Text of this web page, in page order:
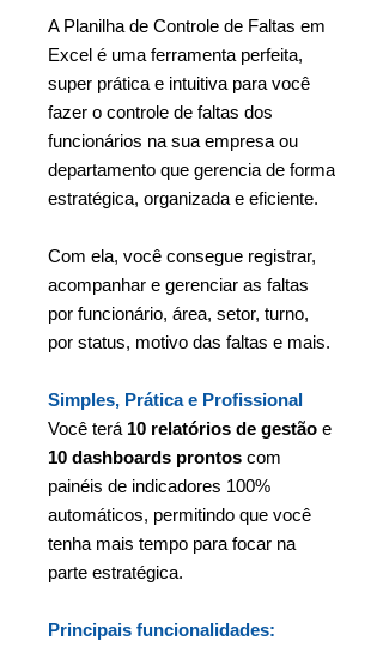
A Planilha de Controle de Faltas em
Excel é uma ferramenta perfeita,
super prática e intuitiva para você
fazer o controle de faltas dos
funcionários na sua empresa ou
departamento que gerencia de forma
estratégica, organizada e eficiente.
Com ela, você consegue registrar,
acompanhar e gerenciar as faltas
por funcionário, área, setor, turno,
por status, motivo das faltas e mais.
Simples, Prática e Profissional
Você terá 10 relatórios de gestão e
10 dashboards prontos com
painéis de indicadores 100%
automáticos, permitindo que você
tenha mais tempo para focar na
parte estratégica.
Principais funcionalidades: